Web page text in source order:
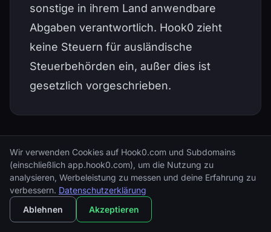
Wir verwenden Cookies auf Hook0.com und Subdomains
(einschließlich app.hook0.com), um die Nutzung zu
analysieren, Werbeleistung zu messen und deine Erfahrung zu
verbessern. Datenschutzerklärung
Ablehnen
Akzeptieren
sonstige in ihrem Land anwendbare
Abgaben verantwortlich. Hook0 zieht
keine Steuern für ausländische
Steuerbehörden ein, außer dies ist
gesetzlich vorgeschrieben.
13. Infrastruktur und
Unterauftragsverarbeiter